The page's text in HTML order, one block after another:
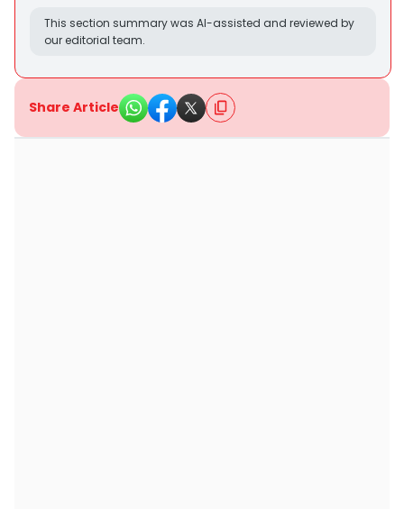
This section summary was AI-assisted and reviewed by
our editorial team.
Share Article